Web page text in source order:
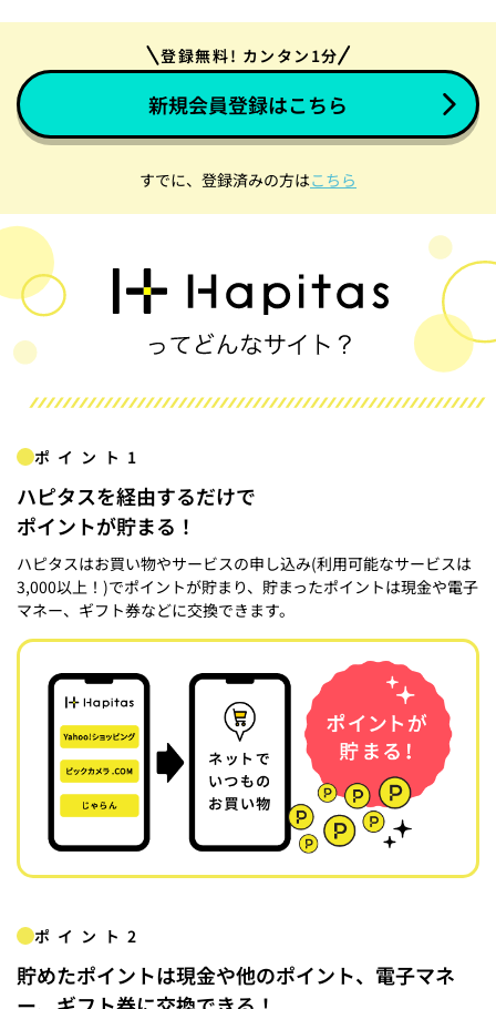
登録無料! カンタン1分
新規会員登録はこちら
すでに、登録済みの方はこちら
ポイント1
ハピタスを経由するだけで
ポイントが貯まる！
ハピタスはお買い物やサービスの申し込み(利用可能なサービスは
3,000以上！)でポイントが貯まり、貯まったポイントは現金や電子
マネー、ギフト券などに交換できます。
ポイント2
貯めたポイントは現金や他のポイント、電子マネ